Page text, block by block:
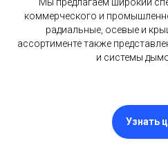
коммерческого и
радиальные, осевые и
ассортименте также
и системы
Узнать